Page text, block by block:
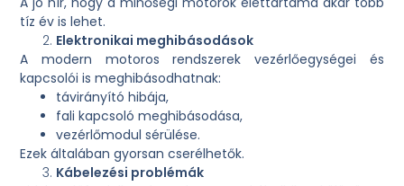
tíz év is lehet.
Elektronikai meghibásodások
A modern motoros rendszerek vezérlőegységei és
kapcsolói is meghibásodhatnak:
távirányító hibája,
fali kapcsoló meghibásodása,
vezérlőmodul sérülése.
Ezek általában gyorsan cserélhetők.
Kábelezési problémák